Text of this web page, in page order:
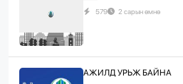
579 2 сарын өмнө
АЖИЛД УРЬЖ БАЙНА